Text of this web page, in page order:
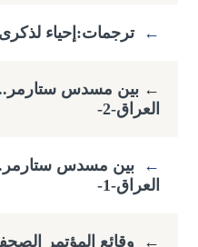
← ترجمات:إحياء
←​بين مسدس
العراق-2-
←
بين مسدس
العراق-1-
← وقائع المؤتمر